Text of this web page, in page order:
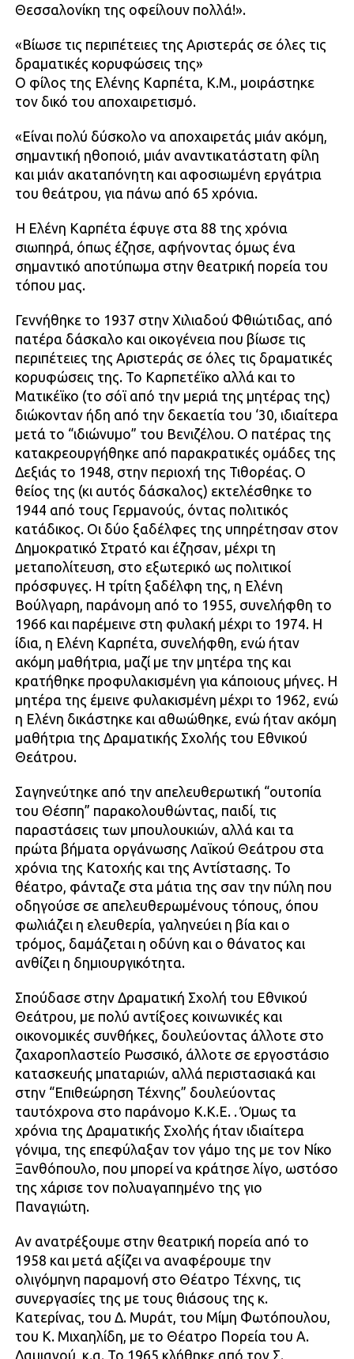
Θεσσαλονίκη της οφείλουν πολλά!».
«Βίωσε τις περιπέτειες της Αριστεράς σε όλες τις
δραματικές κορυφώσεις της»
Ο φίλος της Ελένης Καρπέτα, Κ.Μ., μοιράστηκε
τον δικό του αποχαιρετισμό.
«Είναι πολύ δύσκολο να αποχαιρετάς μιάν ακόμη,
σημαντική ηθοποιό, μιάν αναντικατάστατη φίλη
και μιάν ακαταπόνητη και αφοσιωμένη εργάτρια
του θεάτρου, για πάνω από 65 χρόνια.
Η Ελένη Καρπέτα έφυγε στα 88 της χρόνια
σιωπηρά, όπως έζησε, αφήνοντας όμως ένα
σημαντικό αποτύπωμα στην θεατρική πορεία του
τόπου μας.
Γεννήθηκε το 1937 στην Χιλιαδού Φθιώτιδας, από
πατέρα δάσκαλο και οικογένεια που βίωσε τις
περιπέτειες της Αριστεράς σε όλες τις δραματικές
κορυφώσεις της. Το Καρπετέϊκο αλλά και το
Ματικέϊκο (το σόϊ από την μεριά της μητέρας της)
διώκονταν ήδη από την δεκαετία του ‘30, ιδιαίτερα
μετά το “ιδιώνυμο” του Βενιζέλου. Ο πατέρας της
κατακρεουργήθηκε από παρακρατικές ομάδες της
Δεξιάς το 1948, στην περιοχή της Τιθορέας. Ο
θείος της (κι αυτός δάσκαλος) εκτελέσθηκε το
1944 από τους Γερμανούς, όντας πολιτικός
κατάδικος. Οι δύο ξαδέλφες της υπηρέτησαν στον
Δημοκρατικό Στρατό και έζησαν, μέχρι τη
μεταπολίτευση, στο εξωτερικό ως πολιτικοί
πρόσφυγες. Η τρίτη ξαδέλφη της, η Ελένη
Βούλγαρη, παράνομη από το 1955, συνελήφθη το
1966 και παρέμεινε στη φυλακή μέχρι το 1974. Η
ίδια, η Ελένη Καρπέτα, συνελήφθη, ενώ ήταν
ακόμη μαθήτρια, μαζί με την μητέρα της και
κρατήθηκε προφυλακισμένη για κάποιους μήνες. Η
μητέρα της έμεινε φυλακισμένη μέχρι το 1962, ενώ
η Ελένη δικάστηκε και αθωώθηκε, ενώ ήταν ακόμη
μαθήτρια της Δραματικής Σχολής του Εθνικού
Θεάτρου.
Σαγηνεύτηκε από την απελευθερωτική “ουτοπία
του Θέσπη” παρακολουθώντας, παιδί, τις
παραστάσεις των μπουλουκιών, αλλά και τα
πρώτα βήματα οργάνωσης Λαϊκού Θεάτρου στα
χρόνια της Κατοχής και της Αντίστασης. Το
θέατρο, φάνταζε στα μάτια της σαν την πύλη που
οδηγούσε σε απελευθερωμένους τόπους, όπου
φωλιάζει η ελευθερία, γαληνεύει η βία και ο
τρόμος, δαμάζεται η οδύνη και ο θάνατος και
ανθίζει η δημιουργικότητα.
Σπούδασε στην Δραματική Σχολή του Εθνικού
Θεάτρου, με πολύ αντίξοες κοινωνικές και
οικονομικές συνθήκες, δουλεύοντας άλλοτε στο
ζαχαροπλαστείο Ρωσσικό, άλλοτε σε εργοστάσιο
κατασκευής μπαταριών, αλλά περιστασιακά και
στην “Επιθεώρηση Τέχνης” δουλεύοντας
ταυτόχρονα στο παράνομο Κ.Κ.Ε. . Όμως τα
χρόνια της Δραματικής Σχολής ήταν ιδιαίτερα
γόνιμα, της επεφύλαξαν τον γάμο της με τον Νίκο
Ξανθόπουλο, που μπορεί να κράτησε λίγο, ωστόσο
της χάρισε τον πολυαγαπημένο της γιο
Παναγιώτη.
Αν ανατρέξουμε στην θεατρική πορεία από το
1958 και μετά αξίζει να αναφέρουμε την
ολιγόμηνη παραμονή στο Θέατρο Τέχνης, τις
συνεργασίες της με τους θιάσους της κ.
Κατερίνας, του Δ. Μυράτ, του Μίμη Φωτόπουλου,
του Κ. Μιχαηλίδη, με το Θέατρο Πορεία του Α.
Δαμιανού, κ.α. Το 1965 κλήθηκε από τον Σ.